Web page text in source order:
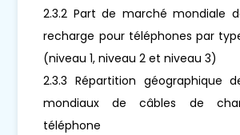
2.3.2 Part de marché mondiale
recharge pour téléphones par
(niveau 1, niveau 2 et niveau 3)
2.3.3 Répartition géographique
mondiaux de câbles de
téléphone